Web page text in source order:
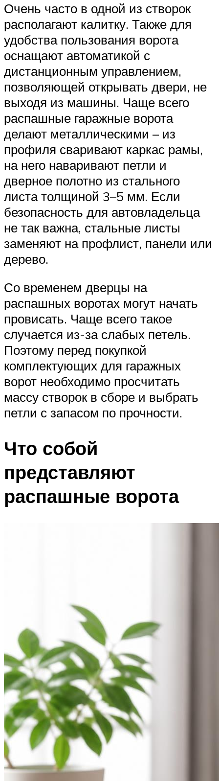
Очень часто в одной из створок
располагают калитку. Также для
удобства пользования ворота
оснащают автоматикой с
дистанционным управлением,
позволяющей открывать двери, не
выходя из машины. Чаще всего
распашные гаражные ворота
делают металлическими – из
профиля сваривают каркас рамы,
на него наваривают петли и
дверное полотно из стального
листа толщиной 3–5 мм. Если
безопасность для автовладельца
не так важна, стальные листы
заменяют на профлист, панели или
дерево.
Со временем дверцы на
распашных воротах могут начать
провисать. Чаще всего такое
случается из-за слабых петель.
Поэтому перед покупкой
комплектующих для гаражных
ворот необходимо просчитать
массу створок в сборе и выбрать
петли с запасом по прочности.
Что собой
представляют
распашные ворота